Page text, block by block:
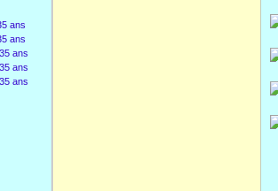
ans
ans
ans
ans
ans